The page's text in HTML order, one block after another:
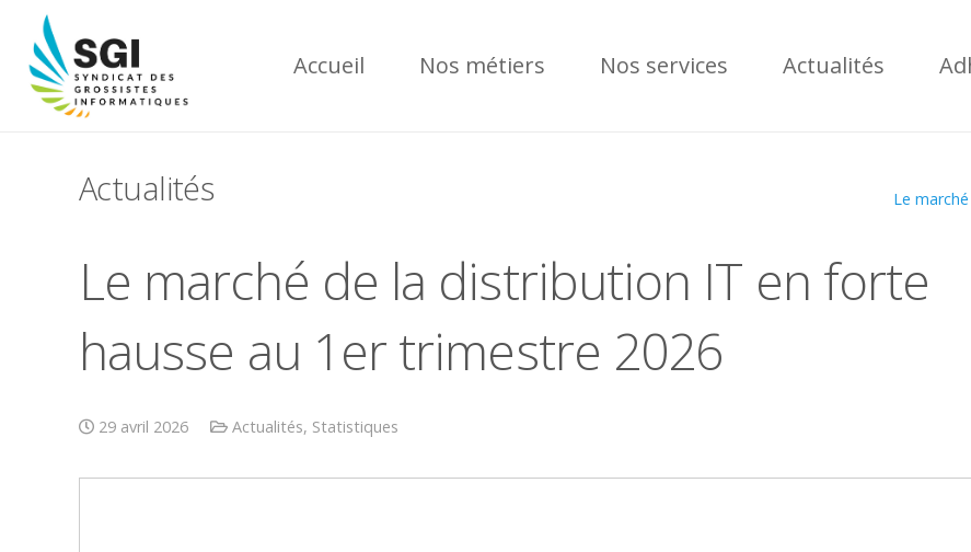
Accueil Nos métiers Nos services Actualités
Actualités
Le
Le marché de la distribution IT en forte
hausse au 1er trimestre 2026
29 avril 2026 Actualités, Statistiques